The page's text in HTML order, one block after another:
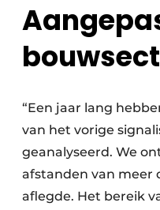
“Een jaar lang
van het vorige
geanalyseerd. We
afstanden van meer
aflegde. Het bereik